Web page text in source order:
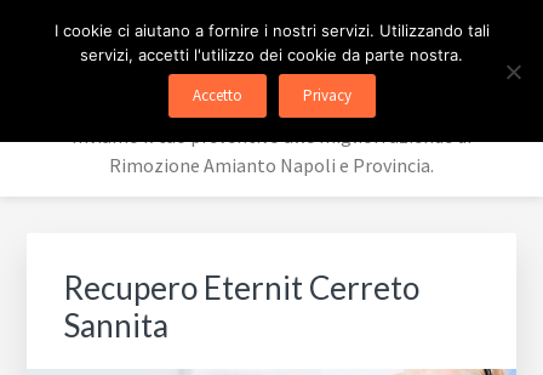
pagina
PREVENTIVI RIMOZIONE
AMIANTO
Inviamo il tuo preventivo alle migliori aziende di
Rimozione Amianto Napoli e Provincia.
Recupero Eternit Cerreto
Sannita
I cookie ci aiutano a fornire i nostri servizi. Utilizzando tali
servizi, accetti l'utilizzo dei cookie da parte nostra.
Accetto Privacy